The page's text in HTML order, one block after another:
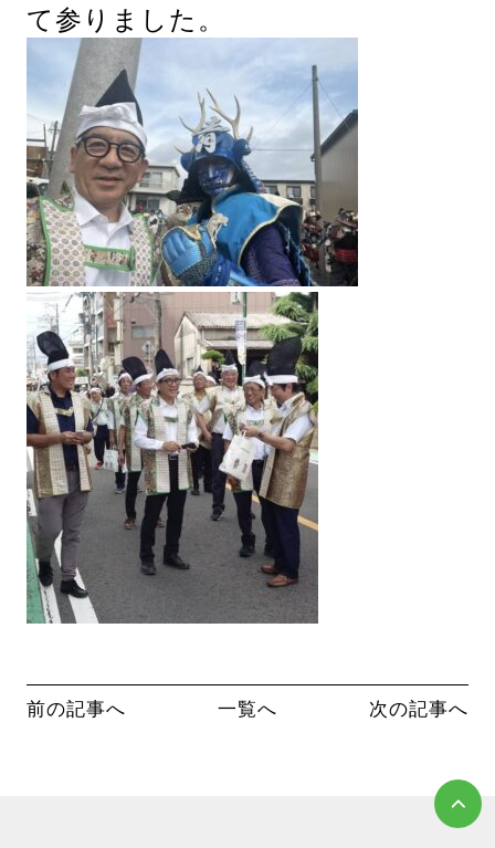
て参りました。
前の記事へ 一覧へ 次の記事へ